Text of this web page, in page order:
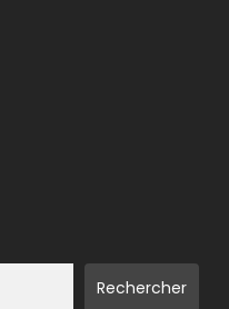
Rechercher